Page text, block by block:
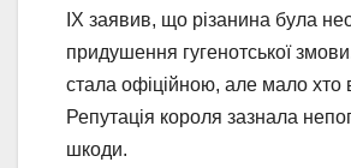
IX заявив, що різанина була
придушення гугенотської
стала офіційною, але мало хто
Репутація короля зазнала
шкоди.